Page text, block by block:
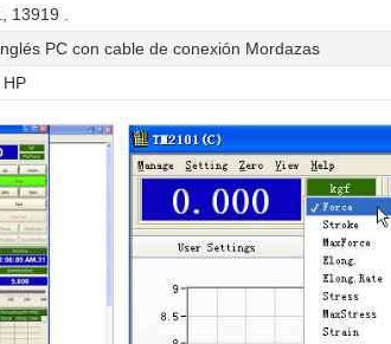
13919 .
PC con cable de conexión Mordazas